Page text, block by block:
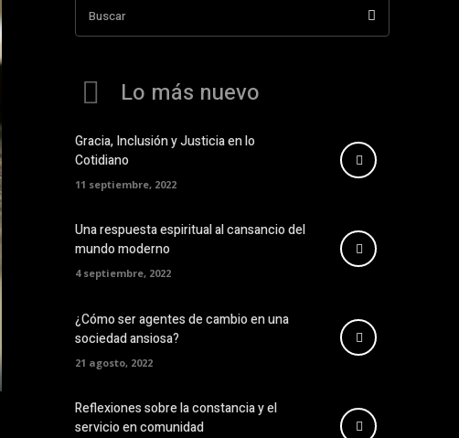
Buscar
Lo más nuevo
Gracia, Inclusión y Justicia en lo
Cotidiano
11 septiembre, 2022
Una respuesta espiritual al cansancio del
mundo moderno
4 septiembre, 2022
¿Cómo ser agentes de cambio en una
sociedad ansiosa?
21 agosto, 2022
Reflexiones sobre la constancia y el
servicio en comunidad